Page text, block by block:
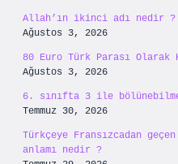
Allah’ın ikinci adı nedir ?
Ağustos 3, 2026
80 Euro Türk Parası Olarak
Ağustos 3, 2026
6. sınıfta 3 ile
Temmuz 30, 2026
Türkçeye Fransızcadan
anlamı nedir ?